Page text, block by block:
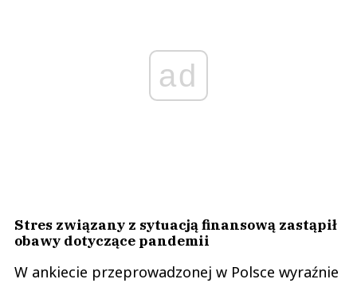
ad
Stres związany z sytuacją finansową zastąpił
obawy dotyczące pandemii
W ankiecie przeprowadzonej w Polsce wyraźnie